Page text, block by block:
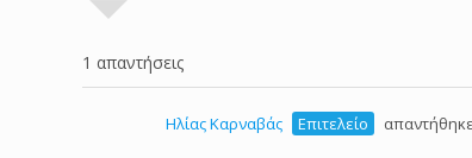
1 απαντήσεις
Ηλίας Καρναβάς Επιτελείο